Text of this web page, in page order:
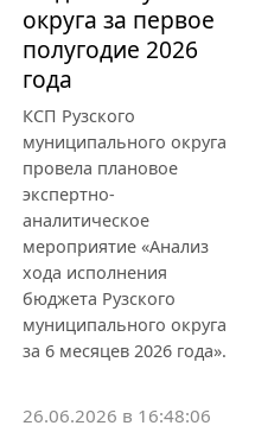
округа за первое
полугодие 2026
года
КСП Рузского
муниципального округа
провела плановое
экспертно-
аналитическое
мероприятие «Анализ
хода исполнения
бюджета Рузского
муниципального округа
за 6 месяцев 2026 года».
26.06.2026 в 16:48:06